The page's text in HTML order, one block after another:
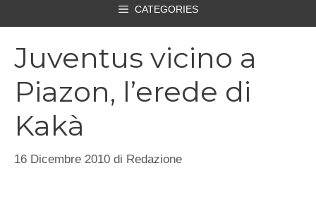
CATEGORIES
Juventus vicino a
Piazon, l’erede di
Kakà
16 Dicembre 2010 di Redazione